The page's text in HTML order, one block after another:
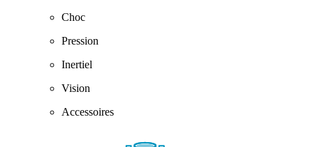
Choc
Pression
Inertiel
Vision
Accessoires